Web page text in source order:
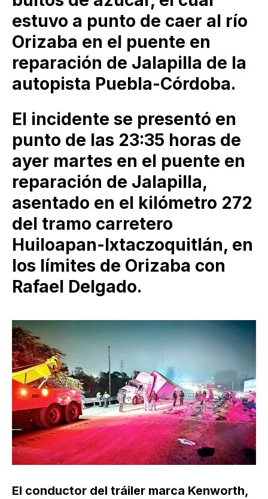
estuvo a punto de caer al río
Orizaba en el puente en
reparación de Jalapilla de la
autopista Puebla-Córdoba.
El incidente se presentó en
punto de las 23:35 horas de
ayer martes en el puente en
reparación de Jalapilla,
asentado en el kilómetro 272
del tramo carretero
Huiloapan-Ixtaczoquitlán, en
los límites de Orizaba con
Rafael Delgado.
El conductor del tráiler marca Kenworth,